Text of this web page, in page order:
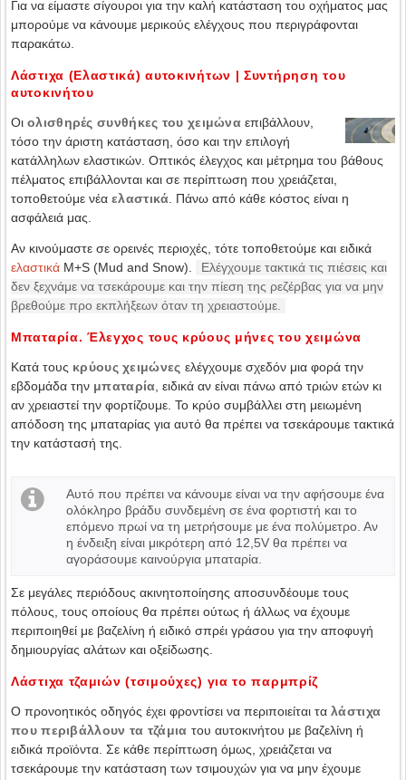
Για να είμαστε σίγουροι για την καλή κατάσταση του οχήματος μας
μπορούμε να κάνουμε μερικούς ελέγχους που περιγράφονται
παρακάτω.
Λάστιχα (Ελαστικά) αυτοκινήτων | Συντήρηση του
αυτοκινήτου
Οι ολισθηρές συνθήκες του χειμώνα επιβάλλουν,
τόσο την άριστη κατάσταση, όσο και την επιλογή
κατάλληλων ελαστικών. Οπτικός έλεγχος και μέτρημα του βάθους
πέλματος επιβάλλονται και σε περίπτωση που χρειάζεται,
τοποθετούμε νέα ελαστικά . Πάνω από κάθε κόστος είναι η
ασφάλειά μας.
Αν κινούμαστε σε ορεινές περιοχές, τότε τοποθετούμε και ειδικά
ελαστικά M+S (Mud and Snow).
Ελέγχουμε τακτικά τις πιέσεις και
δεν ξεχνάμε να τσεκάρουμε και την πίεση της ρεζέρβας για να μην
βρεθούμε προ εκπλήξεων όταν τη χρειαστούμε.
Μπαταρία. Έλεγχος τους κρύους μήνες του χειμώνα
Κατά τους κρύους χειμώνες ελέγχουμε σχεδόν μια φορά την
εβδομάδα την μπαταρία , ειδικά αν είναι πάνω από τριών ετών κι
αν χρειαστεί την φορτίζουμε. Το κρύο συμβάλλει στη μειωμένη
απόδοση της μπαταρίας για αυτό θα πρέπει να τσεκάρουμε τακτικά
την κατάστασή της.
Αυτό που πρέπει να κάνουμε είναι να την αφήσουμε ένα
ολόκληρο βράδυ συνδεμένη σε ένα φορτιστή και το
επόμενο πρωί να τη μετρήσουμε με ένα πολύμετρο. Αν
η ένδειξη είναι μικρότερη από 12,5V θα πρέπει να
αγοράσουμε καινούργια μπαταρία.
Σε μεγάλες περιόδους ακινητοποίησης αποσυνδέουμε τους
πόλους, τους οποίους θα πρέπει ούτως ή άλλως να έχουμε
περιποιηθεί με βαζελίνη ή ειδικό σπρέι γράσου για την αποφυγή
δημιουργίας αλάτων και οξείδωσης.
Λάστιχα τζαμιών (τσιμούχες) για το παρμπρίζ
Ο προνοητικός οδηγός έχει φροντίσει να περιποιείται τα λάστιχα
που περιβάλλουν τα τζάμια του αυτοκινήτου με βαζελίνη ή
ειδικά προϊόντα. Σε κάθε περίπτωση όμως, χρειάζεται να
τσεκάρουμε την κατάσταση των τσιμουχών για να μην έχουμε